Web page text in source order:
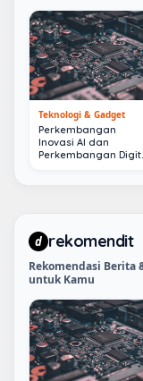
Teknologi & Gadget
Perkembangan
Inovasi AI dan
Perkembangan
d rekomendit
Rekomendasi Berita
untuk Kamu